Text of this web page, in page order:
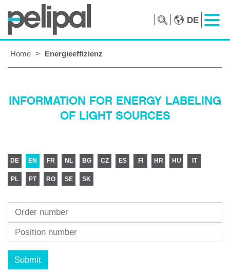
DE
Home > Energieeffizienz
INFORMATION FOR ENERGY LABELING
OF LIGHT SOURCES
DE EN FR NL BG CZ ES FI HR HU IT
PL PT RO SE SK
Submit